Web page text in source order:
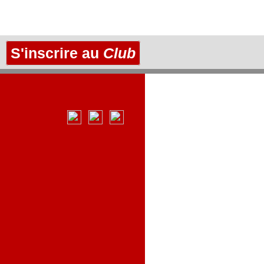
S'inscrire au Club